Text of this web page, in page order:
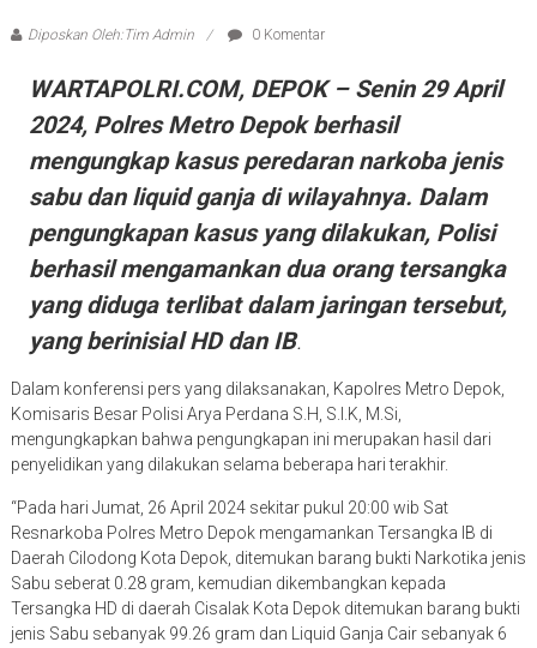
Diposkan Oleh:Tim Admin 0 Komentar
WARTAPOLRI.COM, DEPOK – Senin 29 April
2024, Polres Metro Depok berhasil
mengungkap kasus peredaran narkoba jenis
sabu dan liquid ganja di wilayahnya. Dalam
pengungkapan kasus yang dilakukan, Polisi
berhasil mengamankan dua orang tersangka
yang diduga terlibat dalam jaringan tersebut,
yang berinisial HD dan IB.
Dalam konferensi pers yang dilaksanakan, Kapolres Metro Depok,
Komisaris Besar Polisi Arya Perdana S.H, S.I.K, M.Si,
mengungkapkan bahwa pengungkapan ini merupakan hasil dari
penyelidikan yang dilakukan selama beberapa hari terakhir.
“Pada hari Jumat, 26 April 2024 sekitar pukul 20:00 wib Sat
Resnarkoba Polres Metro Depok mengamankan Tersangka IB di
Daerah Cilodong Kota Depok, ditemukan barang bukti Narkotika jenis
Sabu seberat 0.28 gram, kemudian dikembangkan kepada
Tersangka HD di daerah Cisalak Kota Depok ditemukan barang bukti
jenis Sabu sebanyak 99.26 gram dan Liquid Ganja Cair sebanyak 6